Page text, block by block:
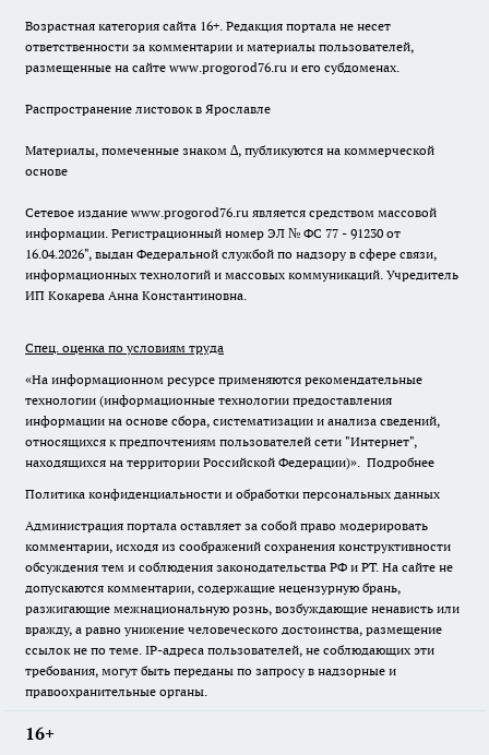
Возрастная категория сайта 16+. Редакция портала не несет
ответственности за комментарии и материалы пользователей,
размещенные на сайте www.progorod76.ru и его субдоменах.
Распространение листовок в Ярославле
Материалы, помеченные знаком ∆, публикуются на коммерческой
основе
Сетевое издание www.progorod76.ru является средством массовой
информации. Регистрационный номер ЭЛ № ФС 77 - 91230 от
16.04.2026", выдан Федеральной службой по надзору в сфере связи,
информационных технологий и массовых коммуникаций. Учредитель
ИП Кокарева Анна Константиновна.
Спец. оценка по условиям труда
«На информационном ресурсе применяются рекомендательные
технологии (информационные технологии предоставления
информации на основе сбора, систематизации и анализа сведений,
относящихся к предпочтениям пользователей сети "Интернет",
находящихся на территории Российской Федерации)». Подробнее
Политика конфиденциальности и обработки персональных данных
Администрация портала оставляет за собой право модерировать
комментарии, исходя из соображений сохранения конструктивности
обсуждения тем и соблюдения законодательства РФ и РТ. На сайте не
допускаются комментарии, содержащие нецензурную брань,
разжигающие межнациональную рознь, возбуждающие ненависть или
вражду, а равно унижение человеческого достоинства, размещение
ссылок не по теме. IP-адреса пользователей, не соблюдающих эти
требования, могут быть переданы по запросу в надзорные и
правоохранительные органы.
16+